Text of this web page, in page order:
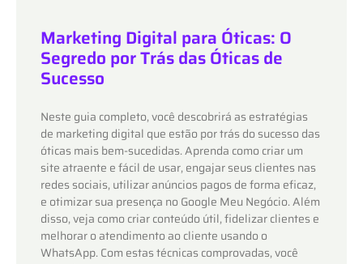
Marketing Digital para Óticas: O
Segredo por Trás das Óticas de
Sucesso
Neste guia completo, você descobrirá as estratégias
de marketing digital que estão por trás do sucesso das
óticas mais bem-sucedidas. Aprenda como criar um
site atraente e fácil de usar, engajar seus clientes nas
redes sociais, utilizar anúncios pagos de forma eficaz,
e otimizar sua presença no Google Meu Negócio. Além
disso, veja como criar conteúdo útil, fidelizar clientes e
melhorar o atendimento ao cliente usando o
WhatsApp. Com estas técnicas comprovadas, você